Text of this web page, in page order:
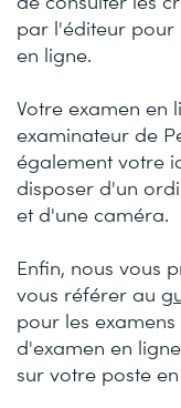
par l'éditeur pour
en ligne.
Votre examen en
examinateur de
également votre
disposer d'un
et d'une caméra.
Enfin, nous vous
vous référer au
pour les
d'examen en ligne
sur votre poste